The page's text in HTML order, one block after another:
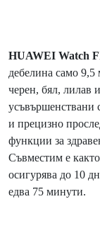
HUAWEI Watch
дебелина само
черен, бял, лилав
усъвършенствани
и прецизно
функции за
Съвместим е
осигурява до 10
едва 75 минути.